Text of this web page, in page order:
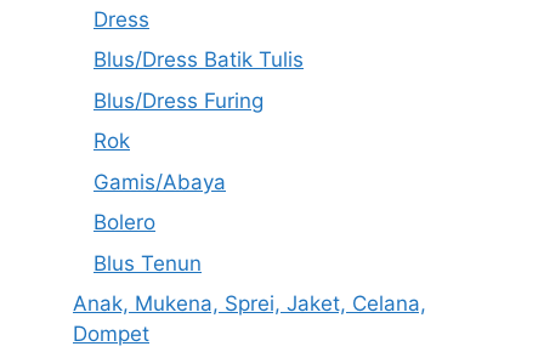
Dress
Blus/Dress Batik Tulis
Blus/Dress Furing
Rok
Gamis/Abaya
Bolero
Blus Tenun
Anak, Mukena, Sprei, Jaket, Celana,
Dompet